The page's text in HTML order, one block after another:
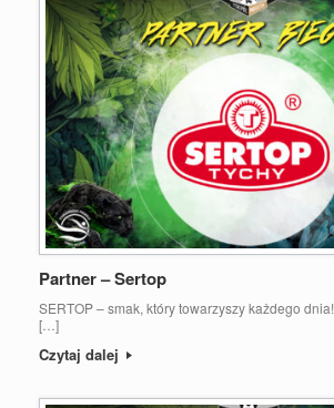
Partner – Sertop
SERTOP – smak, który towarzyszy każdego
[…]
Czytaj dalej